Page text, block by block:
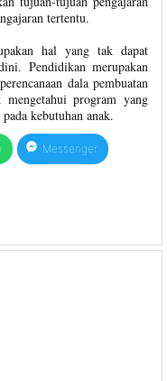
tertentu.
hal yang tak dapat
Pendidikan merupakan
dala pembuatan
mengetahui program yang
kebutuhan anak.
Messenger